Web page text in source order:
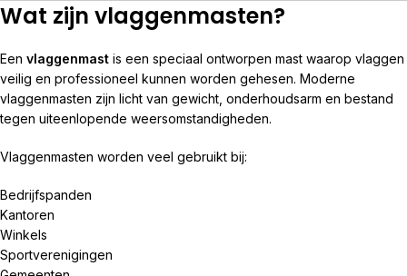
Wat zijn vlaggenmasten?
Een vlaggenmast is een speciaal ontworpen mast waarop vlaggen
veilig en professioneel kunnen worden gehesen. Moderne
vlaggenmasten zijn licht van gewicht, onderhoudsarm en bestand
tegen uiteenlopende weersomstandigheden.
Vlaggenmasten worden veel gebruikt bij:
Bedrijfspanden
Kantoren
Winkels
Sportverenigingen